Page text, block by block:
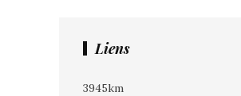
Liens
3945km